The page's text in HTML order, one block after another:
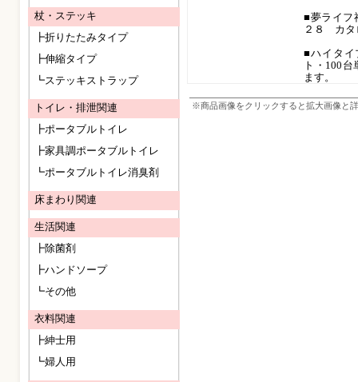
■夢ライフ
２８ カタ
■ハイタイ
ト・100
ます。
※商品画像をクリックすると拡大画像と
杖・ステッキ
┣折りたたみタイプ
┣伸縮タイプ
┗ステッキストラップ
トイレ・排泄関連
┣ポータブルトイレ
┣家具調ポータブルトイレ
┗ポータブルトイレ消臭剤
床まわり関連
生活関連
┣除菌剤
┣ハンドソープ
┗その他
衣料関連
┣紳士用
┗婦人用